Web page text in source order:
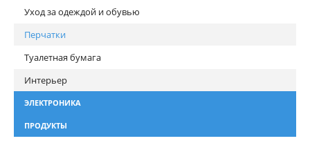
Уход за одеждой и обувью
Перчатки
Туалетная бумага
Интерьер
ЭЛЕКТРОНИКА
ПРОДУКТЫ